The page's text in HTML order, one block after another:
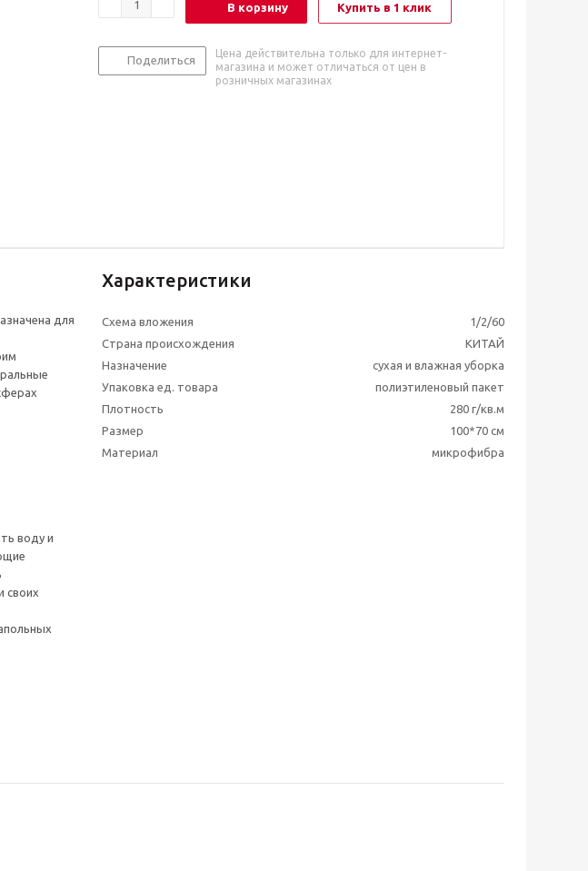
В корзину Купить в 1 клик
Поделиться
Цена действительна только для интернет-
магазина и может отличаться от цен в
розничных магазинах
для
воду и
своих
Характеристики
Схема вложения
1/2/60
Страна происхождения
КИТАЙ
Назначение
сухая и влажная уборка
Упаковка ед. товара
полиэтиленовый пакет
Плотность
280 г/кв.м
Размер
100*70 см
Материал
микрофибра